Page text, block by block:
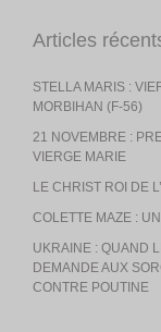
Articles
STELLA MARIS :
MORBIHAN (F-56)
21 NOVEMBRE :
VIERGE MARIE
LE CHRIST ROI DE
COLETTE MAZE :
UKRAINE : QUAND
DEMANDE AUX
CONTRE POUTINE